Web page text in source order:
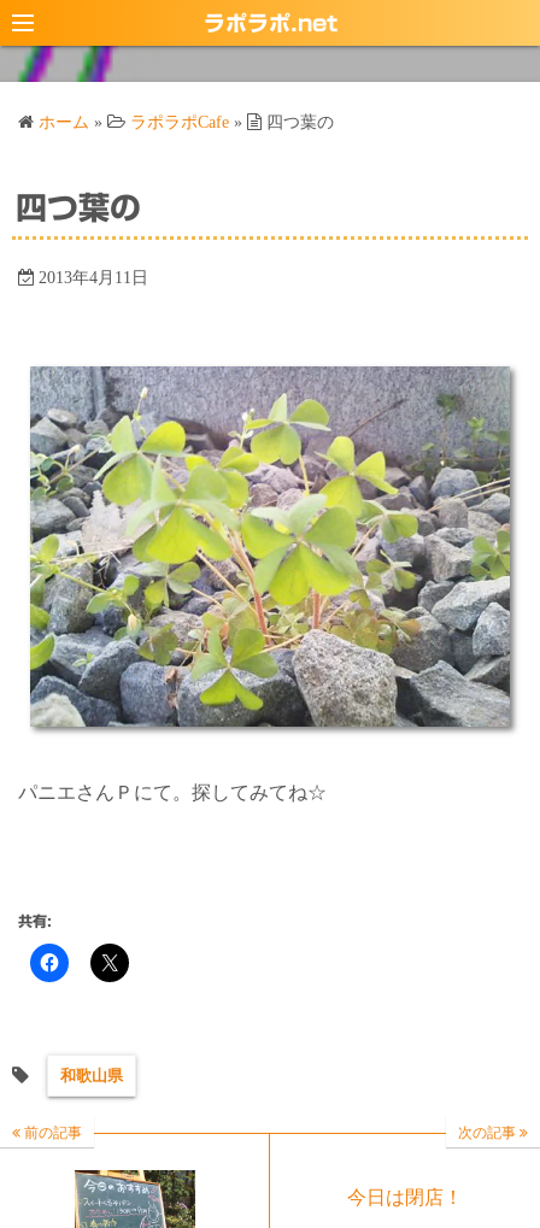
コ
ン
テ
キ
ラポラポ.net
ホーム » ラポラポCafe » 四つ葉の
四つ葉の
2013年4月11日
パニエさんＰにて。探してみてね☆
共有:
和歌山県
前の記事 次の記事
今日は閉店！